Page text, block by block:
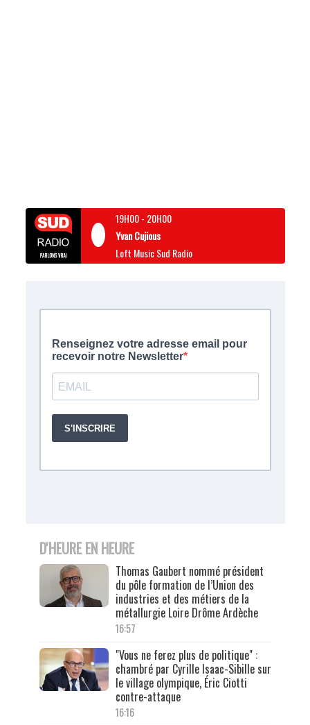
19H00- 20H00
Yvan Cujious
Loft Music Sud Radio
D'HEURE EN HEURE
Thomas Gaubert nommé président
du pôle formation de l’Union des
industries et des métiers de la
métallurgie Loire Drôme Ardèche
16:57
"Vous ne ferez plus de politique" :
chambré par Cyrille Isaac-Sibille sur
le village olympique, Éric Ciotti
contre-attaque
16:16